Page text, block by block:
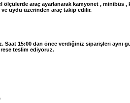
araç ayarlanarak kamyonet , minibüs
ve uydu üzerinden araç takip edilir.
15:00 dan önce verdiğiniz siparişleri aynı
teslim ediyoruz.